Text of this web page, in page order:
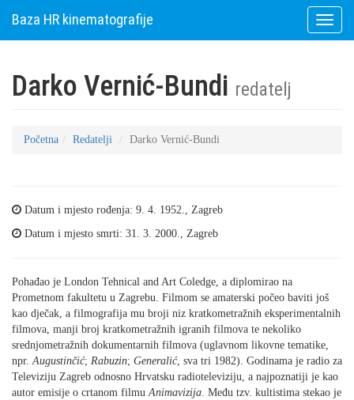
Toggle
Baza HR kinematografije
Darko Vernić-Bundi redatelj
Početna Redatelji Darko Vernić-Bundi
Datum i mjesto rođenja: 9. 4. 1952., Zagreb
Datum i mjesto smrti: 31. 3. 2000., Zagreb
Pohađao je London Tehnical and Art Coledge, a diplomirao na
Prometnom fakultetu u Zagrebu. Filmom se amaterski počeo baviti još
kao dječak, a filmografija mu broji niz kratkometražnih eksperimentalnih
filmova, manji broj kratkometražnih igranih filmova te nekoliko
srednjometražnih dokumentarnih filmova (uglavnom likovne tematike,
npr.Augustinčić; Rabuzin; Generalić, sva tri 1982). Godinama je radio za
Televiziju Zagreb odnosno Hrvatsku radioteleviziju, a najpoznatiji je kao
autor emisije o crtanom filmuAnimavizija. Među tzv. kultistima stekao je